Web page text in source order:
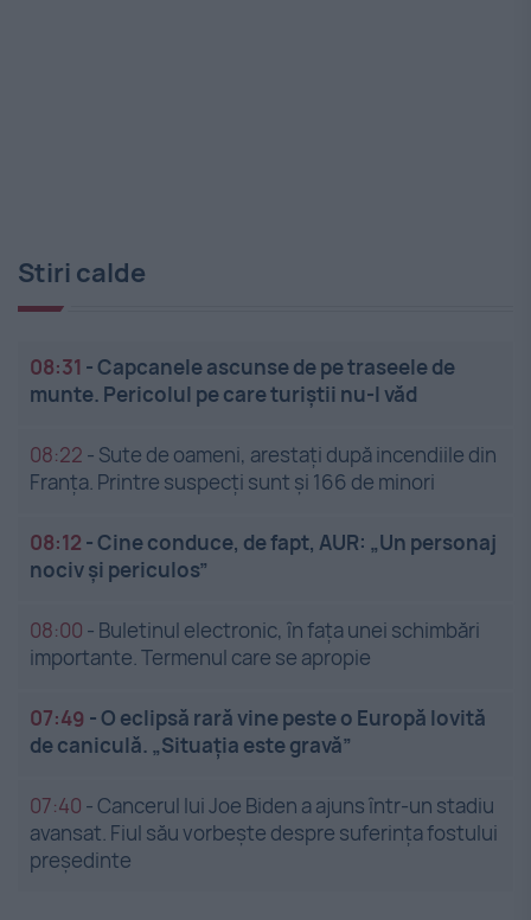
Stiri calde
08:31 -Capcanele ascunse de pe traseele de
munte. Pericolul pe care turiștii nu-l văd
08:22 - Sute de oameni, arestați după incendiile din
Franța. Printre suspecți sunt și 166 de minori
08:12 -Cine conduce, de fapt, AUR: „Un personaj
nociv și periculos”
08:00 - Buletinul electronic, în fața unei schimbări
importante. Termenul care se apropie
07:49 -O eclipsă rară vine peste o Europă lovită
de caniculă. „Situația este gravă”
07:40 -Cancerul lui Joe Biden a ajuns într-un stadiu
avansat. Fiul său vorbește despre suferința fostului
președinte